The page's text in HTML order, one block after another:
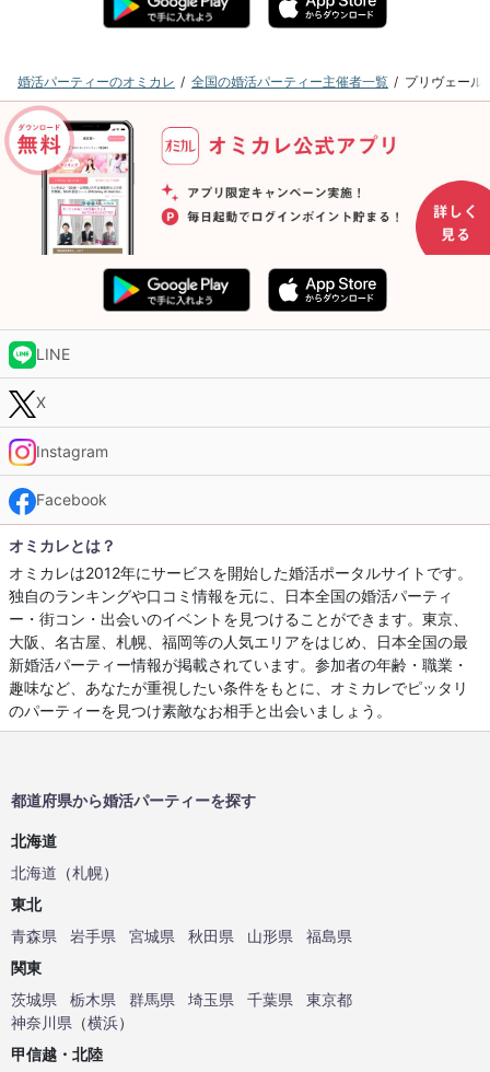
婚活パーティーのオミカレ 全国の婚活パーティー主催者一覧 プリヴェール
LINE
X
Instagram
Facebook
オミカレとは？
オミカレは2012年にサービスを開始した婚活ポータルサイトです。
独自のランキングや口コミ情報を元に、日本全国の婚活パーティ
ー・街コン・出会いのイベントを見つけることができます。東京、
大阪、名古屋、札幌、福岡等の人気エリアをはじめ、日本全国の最
新婚活パーティー情報が掲載されています。参加者の年齢・職業・
趣味など、あなたが重視したい条件をもとに、オミカレでピッタリ
のパーティーを見つけ素敵なお相手と出会いましょう。
都道府県から婚活パーティーを探す
北海道
北海道 （札幌）
東北
青森県
岩手県 宮城県 秋田県 山形県
福島県
関東
茨城県
栃木県 群馬県 埼玉県 千葉県
東京都
神奈川県 （横浜）
甲信越・北陸